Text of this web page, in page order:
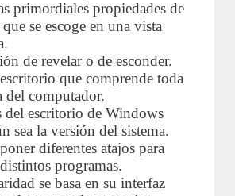
primordiales propiedades de
se escoge en una vista
de revelar o de esconder.
que comprende toda
del computador.
del escritorio de Windows
sea la versión del sistema.
diferentes atajos para
programas.
se basa en su interfaz